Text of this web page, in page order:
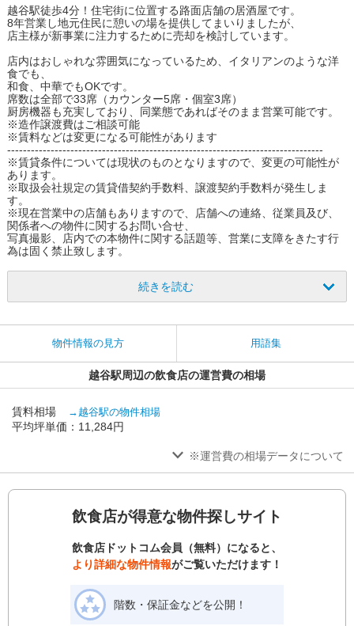
越谷駅徒歩4分！住宅街に位置する路面店舗の居酒屋です。
8年営業し地元住民に憩いの場を提供してまいりましたが、
店主様が新事業に注力するために売却を検討しています。
店内はおしゃれな雰囲気になっているため、イタリアンのような洋
食でも、
和食、中華でもOKです。
席数は全部で33席（カウンター5席・個室3席）
厨房機器も充実しており、同業態であればそのまま営業可能です。
※造作譲渡費はご相談可能
※賃料などは変更になる可能性があります
--------------------------------------------------------------------------------
※賃貸条件については現状のものとなりますので、変更の可能性が
あります。
※取扱会社規定の賃貸借契約手数料、譲渡契約手数料が発生しま
す。
※現在営業中の店舗もありますので、店舗への連絡、従業員及び、
関係者への物件に関するお問い合せ、
写真撮影、店内での本物件に関する話題等、営業に支障をきたす行
為は固く禁止致します。
続きを読む
物件情報の見方 用語集
越谷駅周辺の飲食店の運営費の相場
賃料相場 →越谷駅の物件相場
平均坪単価：11,284円
※運営費の相場データについて
飲食店が得意な物件探しサイト
飲食店ドットコム会員（無料）になると、
より詳細な物件情報がご覧いただけます！
階数・保証金などを公開！